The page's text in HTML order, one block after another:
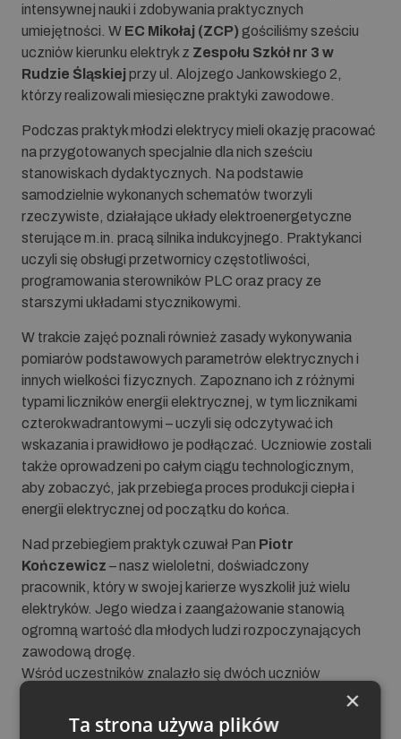
intensywnej nauki i zdobywania praktycznych
umiejętności. W EC Mikołaj (ZCP)gościliśmy sześciu
uczniów kierunku elektryk z Zespołu Szkół nr 3 w
Rudzie Śląskiejprzy ul. Alojzego Jankowskiego 2,
którzy realizowali miesięczne praktyki zawodowe.
Podczas praktyk młodzi elektrycy mieli okazję pracować
na przygotowanych specjalnie dla nich sześciu
stanowiskach dydaktycznych. Na podstawie
samodzielnie wykonanych schematów tworzyli
rzeczywiste, działające układy elektroenergetyczne
sterujące m.in. pracą silnika indukcyjnego. Praktykanci
uczyli się obsługi przetwornicy częstotliwości,
programowania sterowników PLC oraz pracy ze
starszymi układami stycznikowymi.
W trakcie zajęć poznali również zasady wykonywania
pomiarów podstawowych parametrów elektrycznych i
innych wielkości fizycznych. Zapoznano ich z różnymi
typami liczników energii elektrycznej, w tym licznikami
czterokwadrantowymi – uczyli się odczytywać ich
wskazania i prawidłowo je podłączać. Uczniowie zostali
także oprowadzeni po całym ciągu technologicznym,
aby zobaczyć, jak przebiega proces produkcji ciepła i
energii elektrycznej od początku do końca.
Nad przebiegiem praktyk czuwał Pan Piotr
Kończewicz – nasz wieloletni, doświadczony
pracownik, który w swojej karierze wyszkolił już wielu
elektryków. Jego wiedza i zaangażowanie stanowią
ogromną wartość dla młodych ludzi rozpoczynających
zawodową drogę.
Wśród uczestników znalazło się dwóch uczniów
realizowanego przez
Rudzką Agencję Rozwoju
×
Ta strona używa plików